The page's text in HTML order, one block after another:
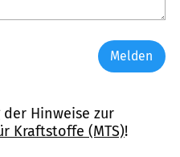
Melden
Hinweise zur
Kraftstoffe (MTS)!